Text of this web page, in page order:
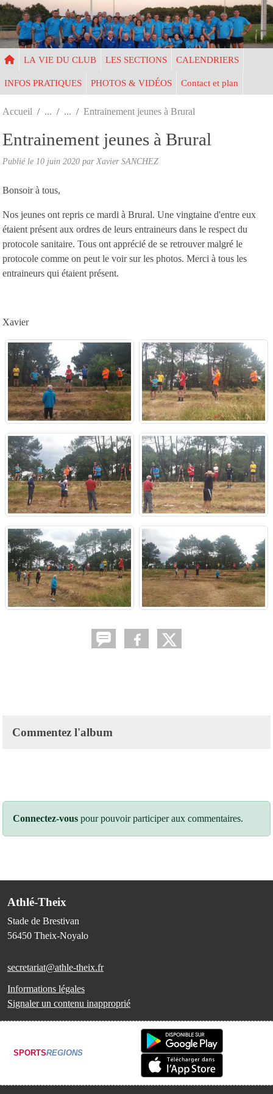
LA VIE DU CLUB LES SECTIONS CALENDRIERS
INFOS PRATIQUES PHOTOS & VIDÉOS Contact et plan
Accueil Entrainement jeunes à Brural
Entrainement jeunes à Brural
Publié le 10 juin 2020 par Xavier SANCHEZ
Bonsoir à tous,
Nos jeunes ont repris ce mardi à Brural. Une vingtaine d'entre eux
étaient présent aux ordres de leurs entraineurs dans le respect du
protocole sanitaire. Tous ont apprécié de se retrouver malgré le
protocole comme on peut le voir sur les photos. Merci à tous les
entraineurs qui étaient présent.
Xavier
Commentez l'album
Connectez-vous pour pouvoir participer aux commentaires.
Athlé-Theix
Stade de Brestivan
56450 Theix-Noyalo
secretariat@athle-theix.fr
Informations légales
Signaler un contenu inapproprié
SPORTSREGIONS
Panneau de gestion des cookies